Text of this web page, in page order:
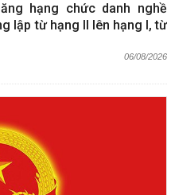
hạng chức danh nghề
lập từ hạng II lên hạng I, từ
06/08/2026